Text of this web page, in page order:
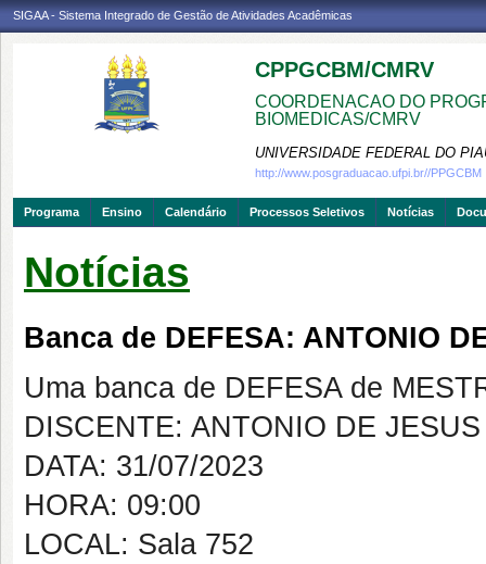
SIGAA - Sistema Integrado de Gestão de Atividades Acadêmicas
CPPGCBM/CMRV
COORDENACAO DO
BIOMEDICAS/CMRV
UNIVERSIDADE FEDERAL DO
http://www.posgraduacao.ufpi.br//PPGCBM
Programa Ensino Calendário Processos Seletivos Notícias
Notícias
Banca de DEFESA: ANTONIO
Uma banca de DEFESA de
DISCENTE: ANTONIO DE
DATA: 31/07/2023
HORA: 09:00
LOCAL: Sala 752